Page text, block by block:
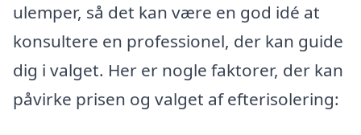
ulemper, så det kan være en god idé at
konsultere en professionel, der kan guide
dig i valget. Her er nogle faktorer, der kan
påvirke prisen og valget af efterisolering: